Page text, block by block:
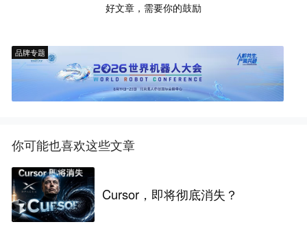
好文章，需要你的鼓励
品牌专题
你可能也喜欢这些文章
Cursor，即将彻底消失？